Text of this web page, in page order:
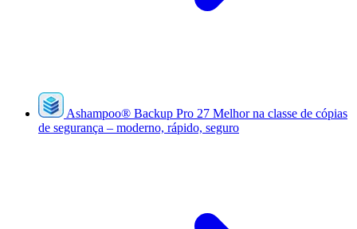
Ashampoo® Backup Pro 27 Melhor na classe de cópias
de segurança – moderno, rápido, seguro